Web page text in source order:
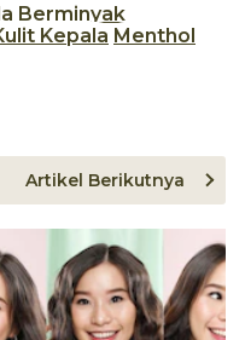
Berminyak
Kepala Menthol
Artikel Berikutnya